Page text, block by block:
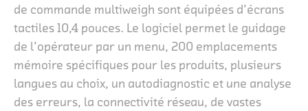
de commande multiweigh sont équipées d’écrans
tactiles 10,4 pouces. Le logiciel permet le guidage
de l’opérateur par un menu, 200 emplacements
mémoire spécifiques pour les produits, plusieurs
langues au choix, un autodiagnostic et une analyse
des erreurs, la connectivité réseau, de vastes